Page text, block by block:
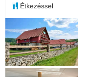
Étkezéssel